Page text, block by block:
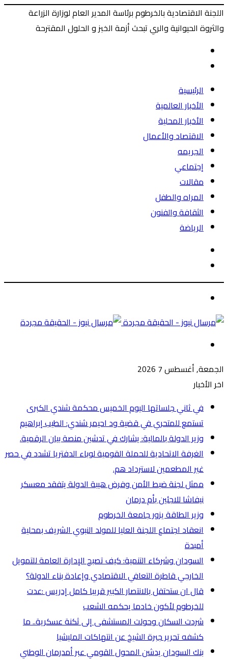
اللجنة الاقتصادية بالخرطوم برئاسة المدير العام لوزارة الزراعة
والثروة الحيوانية والري تبحث أزمة الخبز و الحلول المقترحة
الرئيسية
الأخبار العالمية
الأخبار المحلية
الاقتصاد والأعمال
الجريمه
إجتماعي
مقالات
المراه والطفل
الثقافة والفنون
الرياضة
عن
الجمعة, أغسطس 7 2026
اخر الأخبار
في ثاني جلساتها اليوم الخميس محكمة شندي الكبرى
تستمع للمتحري في قضية ود احيمر شندي: الطيب إبراهيم
وزير الدولة بالمالية: يشارك في تدشين منصة بيان الرقمية.
الغرفة الاتحادية للحملة القومية لوباء الدفتريا تشدد في حصر
غير المطعمين لاسترداد هم.
ممثل لجنة ضبط الأمن وفرض هيبة الدولة يتفقد معسكر
نيفاشا للاجئين بأم درمان
وزير الطاقة يزور جامعة الخرطوم
انعقاد اجتماع اللجنة العليا للمولد النبوي الشريف بمحلية
أمبدة
السودان وشركاء التنمية: كيف تصبح الإدارة العامة للتمويل
الخارجي قاطرة التعافي الاقتصادي وإعادة بناء الدولة؟
قال ان ستحتفل بالانتصار الكبير قريبا كامل إدريس :عدت
للخرطوم لأكون خادما يحكمه الشعب
شردت السكان وحولت المستشفى إلى ثكنة عسكرية.. ما
كشفه تحرير جبرة الشيخ عن انتهاكات المليشيا
بنك السودان يدشن المحول القومي عبر أمدرمان الوطني